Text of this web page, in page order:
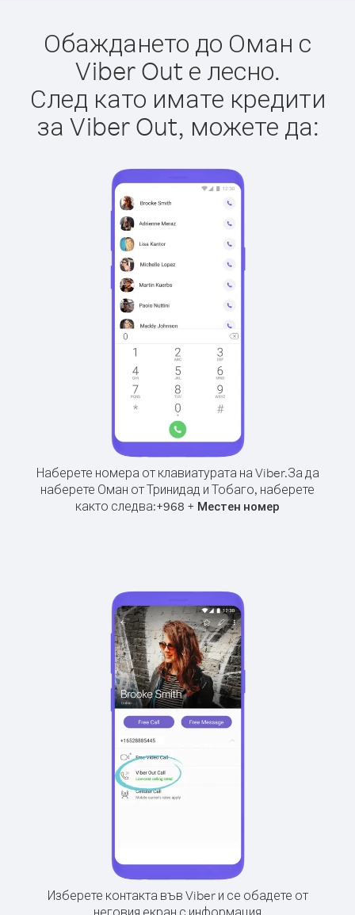
Обаждането до Оман с
Viber Out е лесно.
След като имате кредити
за Viber Out, можете да:
Наберете номера от клавиатурата на Viber.За да
наберете Оман от Тринидад и Тобаго, наберете
както следва:+968 + Местен номер
Изберете контакта във Viber и се обадете от
неговия екран с информация